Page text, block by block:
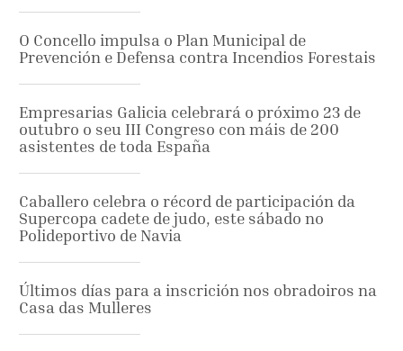
O Concello impulsa o Plan Municipal de
Prevención e Defensa contra Incendios Forestais
Empresarias Galicia celebrará o próximo 23 de
outubro o seu III Congreso con máis de 200
asistentes de toda España
Caballero celebra o récord de participación da
Supercopa cadete de judo, este sábado no
Polideportivo de Navia
Últimos días para a inscrición nos obradoiros na
Casa das Mulleres